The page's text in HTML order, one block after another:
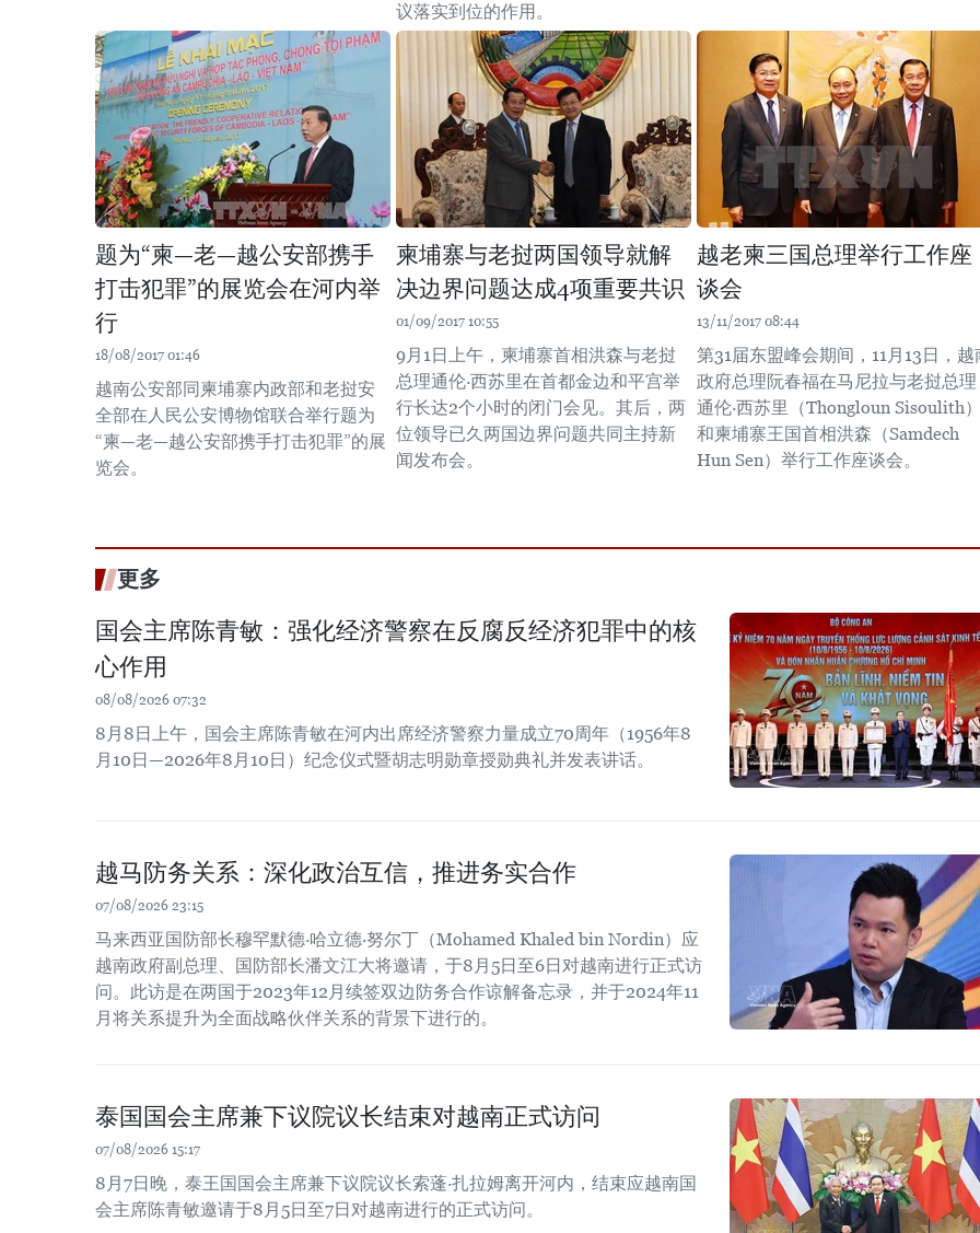
议落实到位的作用。
题为“柬—老—越公安部携手
打击犯罪”的展览会在河内举
行
18/08/2017 01:46
越南公安部同柬埔寨内政部和老挝安
全部在人民公安博物馆联合举行题为
“柬—老—越公安部携手打击犯罪”的展
览会。
柬埔寨与老挝两国领导就解
决边界问题达成4项重要共识
01/09/2017 10:55
9月1日上午，柬埔寨首相洪森与老挝
总理通伦·西苏里在首都金边和平宫举
行长达2个小时的闭门会见。其后，两
位领导已久两国边界问题共同主持新
闻发布会。
越老柬三国总理举行工作座
谈会
13/11/2017 08:44
第31届东盟峰会期间，11月13日，越
政府总理阮春福在马尼拉与老挝总理
通伦·西苏里（Thongloun Sisoulith
和柬埔寨王国首相洪森（Samdech
Hun Sen）举行工作座谈会。
更多
国会主席陈青敏：强化经济警察在反腐反经济犯罪中的核
心作用
08/08/2026 07:32
8月8日上午，国会主席陈青敏在河内出席经济警察力量成立70周年（1956年8
月10日—2026年8月10日）纪念仪式暨胡志明勋章授勋典礼并发表讲话。
越马防务关系：深化政治互信，推进务实合作
07/08/2026 23:15
马来西亚国防部长穆罕默德·哈立德·努尔丁（Mohamed Khaled bin Nordin）应
越南政府副总理、国防部长潘文江大将邀请，于8月5日至6日对越南进行正式访
问。此访是在两国于2023年12月续签双边防务合作谅解备忘录，并于2024年11
月将关系提升为全面战略伙伴关系的背景下进行的。
泰国国会主席兼下议院议长结束对越南正式访问
07/08/2026 15:17
8月7日晚，泰王国国会主席兼下议院议长索蓬·扎拉姆离开河内，结束应越南国
会主席陈青敏邀请于8月5日至7日对越南进行的正式访问。